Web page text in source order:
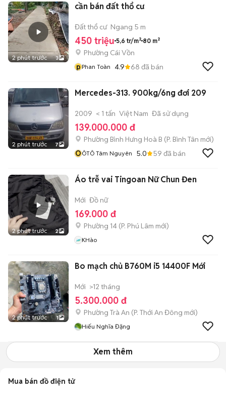
2 phút trước 3
cần bán đất thổ cư
Đất thổ cư Ngang 5 m
450 triệu 5,6 tr/m² 80 m²
Phường Cái Vồn
pPhan Toàn 4.9 68 đã bán
2 phút trước 7
Mercedes-313. 900kg/6ng đơi 209
2009 < 1 tấn Việt Nam Đã sử dụng
139.000.000 đ
Phường Bình Hưng Hoà B (P. Bình Tân mới)
ÔÔTÔ Tâm Nguyên 5.0 59 đã bán
2 phút trước 2
Áo trễ vai Tingoan Nữ Chun Đen
Mới Đồ nữ
169.000 đ
Phường 14 (P. Phú Lâm mới)
KHào
2 phút trước 1
Bo mạch chủ B760M i5 14400F Mới
Mới >12 tháng
5.300.000 đ
Phường Trà An (P. Thới An Đông mới)
Hiếu Nghĩa Đặng
Xem thêm
Mua bán đồ điện tử